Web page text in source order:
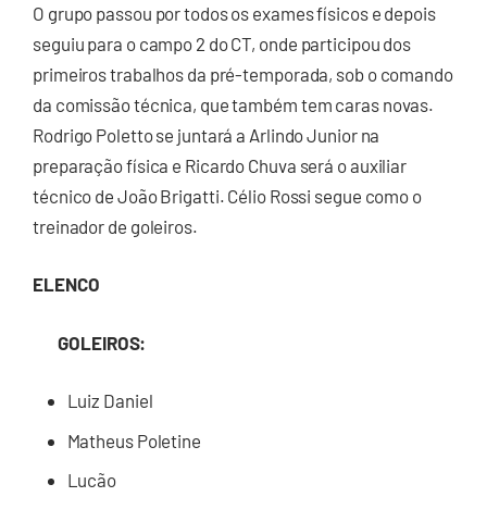
O grupo passou por todos os exames físicos e depois
seguiu para o campo 2 do CT, onde participou dos
primeiros trabalhos da pré-temporada, sob o comando
da comissão técnica, que também tem caras novas.
Rodrigo Poletto se juntará a Arlindo Junior na
preparação física e Ricardo Chuva será o auxiliar
técnico de João Brigatti. Célio Rossi segue como o
treinador de goleiros.
ELENCO
GOLEIROS:
Luiz Daniel
Matheus Poletine
Lucão